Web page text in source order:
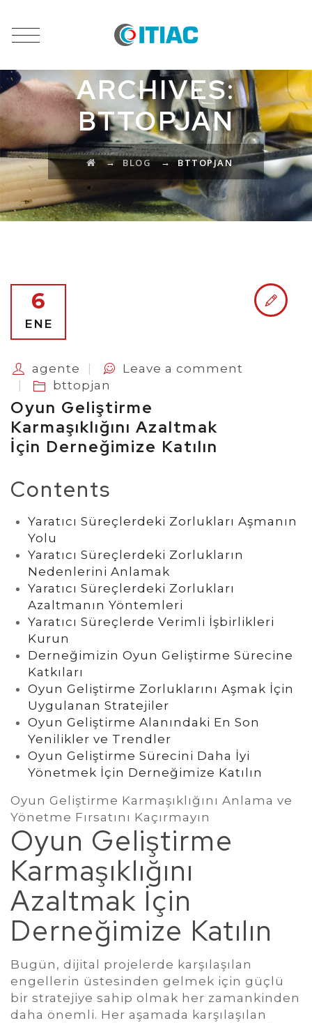
CATEGORY
ARCHIVES:
BTTOPJAN
→BLOG→BTTOPJAN
6
ENE
agente
Leave a comment
bttopjan
Oyun Geliştirme
Karmaşıklığını Azaltmak
İçin Derneğimize Katılın
Contents
Yaratıcı Süreçlerdeki Zorlukları Aşmanın
Yolu
Yaratıcı Süreçlerdeki Zorlukların
Nedenlerini Anlamak
Yaratıcı Süreçlerdeki Zorlukları
Azaltmanın Yöntemleri
Yaratıcı Süreçlerde Verimli İşbirlikleri
Kurun
Derneğimizin Oyun Geliştirme Sürecine
Katkıları
Oyun Geliştirme Zorluklarını Aşmak İçin
Uygulanan Stratejiler
Oyun Geliştirme Alanındaki En Son
Yenilikler ve Trendler
Oyun Geliştirme Sürecini Daha İyi
Yönetmek İçin Derneğimize Katılın
Oyun Geliştirme Karmaşıklığını Anlama ve
Yönetme Fırsatını Kaçırmayın
Oyun Geliştirme
Karmaşıklığını
Azaltmak İçin
Derneğimize Katılın
Bugün, dijital projelerde karşılaşılan
engellerin üstesinden gelmek için güçlü
bir stratejiye sahip olmak her zamankinden
daha önemli. Her aşamada karşılaşılan